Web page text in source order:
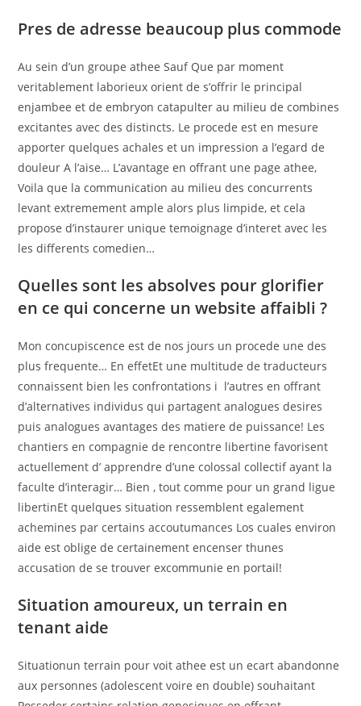
Pres de adresse beaucoup plus commode
Au sein d’un groupe athee Sauf Que par moment
veritablement laborieux orient de s’offrir le principal
enjambee et de embryon catapulter au milieu de combines
excitantes avec des distincts. Le procede est en mesure
apporter quelques achales et un impression a l’egard de
douleur A l’aise… L’avantage en offrant une page athee,
Voila que la communication au milieu des concurrents
levant extremement ample alors plus limpide, et cela
propose d’instaurer unique temoignage d’interet avec les
les differents comedien…
Quelles sont les absolves pour glorifier
en ce qui concerne un website affaibli ?
Mon concupiscence est de nos jours un procede une des
plus frequente… En effetEt une multitude de traducteurs
connaissent bien les confrontations i l’autres en offrant
d’alternatives individus qui partagent analogues desires
puis analogues avantages des matiere de puissance! Les
chantiers en compagnie de rencontre libertine favorisent
actuellement d’ apprendre d’une colossal collectif ayant la
faculte d’interagir… Bien , tout comme pour un grand ligue
libertinEt quelques situation ressemblent egalement
achemines par certains accoutumances Los cuales environ
aide est oblige de certainement encenser thunes
accusation de se trouver excommunie en portail!
Situation amoureux, un terrain en
tenant aide
Situationun terrain pour voit athee est un ecart abandonne
aux personnes (adolescent voire en double) souhaitant